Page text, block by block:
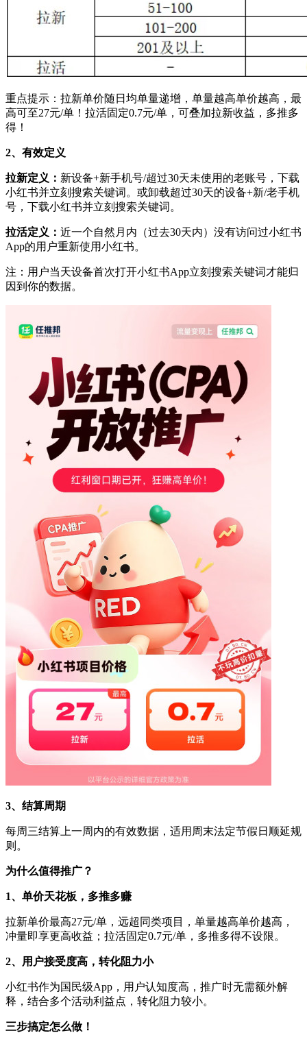
重点提示：拉新单价随日均单量递增，单量越高单价越高，最
高可至27元/单！拉活固定0.7元/单，可叠加拉新收益，多推多
得！
2、有效定义
拉新定义： 新设备+新手机号/超过30天未使用的老账号，下载
小红书并立刻搜索关键词。或卸载超过30天的设备+新/老手机
号，下载小红书并立刻搜索关键词。
拉活定义： 近一个自然月内（过去30天内）没有访问过小红书
App的用户重新使用小红书。
注：用户当天设备首次打开小红书App立刻搜索关键词才能归
因到你的数据。
3、结算周期
每周三结算上一周内的有效数据，适用周末法定节假日顺延规
则。
为什么值得推广？
1、单价天花板，多推多赚
拉新单价最高27元/单，远超同类项目，单量越高单价越高，
冲量即享更高收益；拉活固定0.7元/单，多推多得不设限。
2、用户接受度高，转化阻力小
小红书作为国民级App，用户认知度高，推广时无需额外解
释，结合多个活动利益点，转化阻力较小。
三步搞定怎么做！